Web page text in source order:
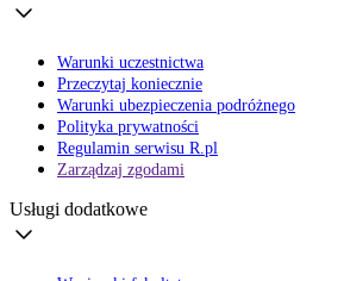
Warunki uczestnictwa
Przeczytaj koniecznie
Warunki ubezpieczenia podróżnego
Polityka prywatności
Regulamin serwisu R.pl
Zarządzaj zgodami
Usługi dodatkowe